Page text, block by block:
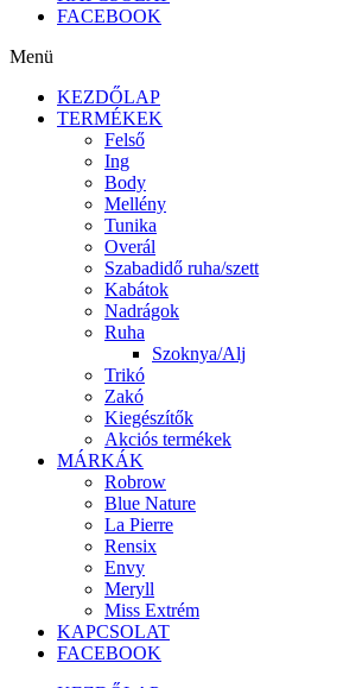
FACEBOOK
Menü
KEZDŐLAP
TERMÉKEK
Felső
Ing
Body
Mellény
Tunika
Overál
Szabadidő ruha/szett
Kabátok
Nadrágok
Ruha
Szoknya/Alj
Trikó
Zakó
Kiegészítők
Akciós termékek
MÁRKÁK
Robrow
Blue Nature
La Pierre
Rensix
Envy
Meryll
Miss Extrém
KAPCSOLAT
FACEBOOK